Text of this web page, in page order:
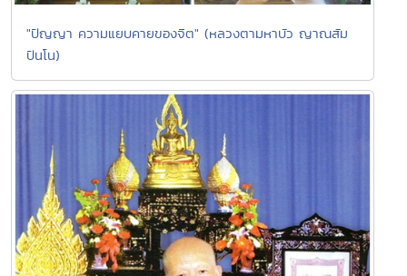
"ปัญญา ความแยบคายของจิต" (หลวงตามหาบัว ญาณสัม
ปันโน)